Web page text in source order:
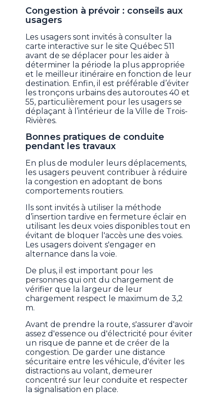
Congestion à prévoir : conseils aux
usagers
Les usagers sont invités à consulter la
carte interactive sur le site Québec 511
avant de se déplacer pour les aider à
déterminer la période la plus appropriée
et le meilleur itinéraire en fonction de leur
destination. Enfin, il est préférable d’éviter
les tronçons urbains des autoroutes 40 et
55, particulièrement pour les usagers se
déplaçant à l’intérieur de la Ville de Trois-
Rivières.
Bonnes pratiques de conduite
pendant les travaux
En plus de moduler leurs déplacements,
les usagers peuvent contribuer à réduire
la congestion en adoptant de bons
comportements routiers.
Ils sont invités à utiliser la méthode
d’insertion tardive en fermeture éclair en
utilisant les deux voies disponibles tout en
évitant de bloquer l'accès une des voies.
Les usagers doivent s'engager en
alternance dans la voie.
De plus, il est important pour les
personnes qui ont du chargement de
vérifier que la largeur de leur
chargement respect le maximum de 3,2
m.
Avant de prendre la route, s'assurer d'avoir
assez d'essence ou d'électricité pour éviter
un risque de panne et de créer de la
congestion. De garder une distance
sécuritaire entre les véhicule, d'éviter les
distractions au volant, demeurer
concentré sur leur conduite et respecter
la signalisation en place.